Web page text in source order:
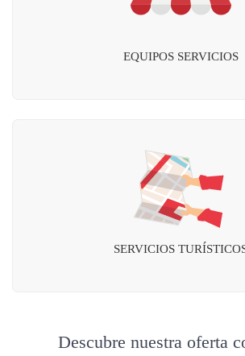
EQUIPOS SERVICIOS
SERVICIOS
Descubre nuestra oferta